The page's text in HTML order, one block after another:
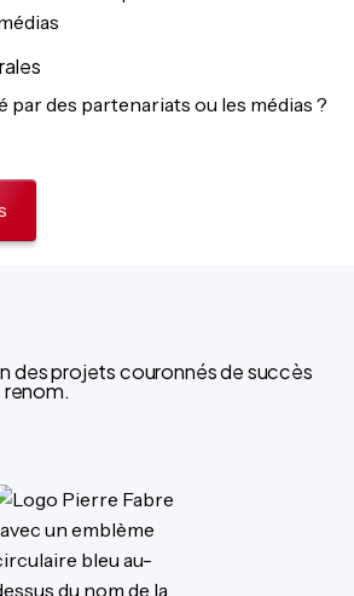
par des partenariats ou les médias ?
des projets couronnés de succès
renom.